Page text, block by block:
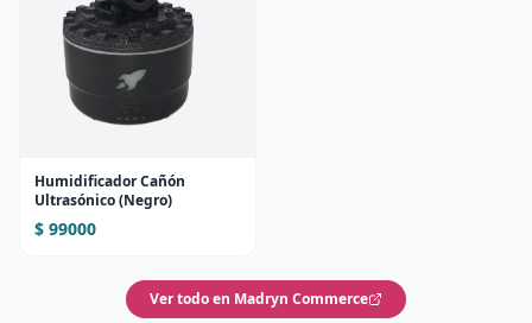
Humidificador Cañón
Ultrasónico (Negro)
$ 99000
Ver todo en Madryn Commerce